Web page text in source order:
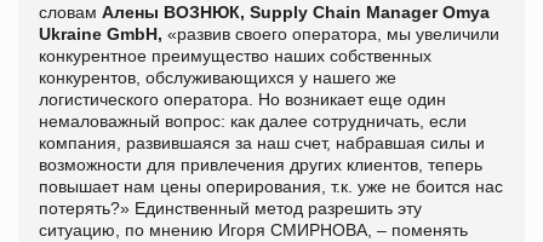
словам Алены ВОЗНЮК, Supply Chain Manager Omya
Ukraine GmbH, «развив своего оператора, мы увеличили
конкурентное преимущество наших собственных
конкурентов, обслуживающихся у нашего же
логистического оператора. Но возникает еще один
немаловажный вопрос: как далее сотрудничать, если
компания, развившаяся за наш счет, набравшая силы и
возможности для привлечения других клиентов, теперь
повышает нам цены оперирования, т.к. уже не боится нас
потерять?» Единственный метод разрешить эту
ситуацию, по мнению Игоря СМИРНОВА, – поменять